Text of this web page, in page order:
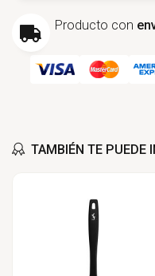
Producto con
TAMBIÉN TE PUEDE